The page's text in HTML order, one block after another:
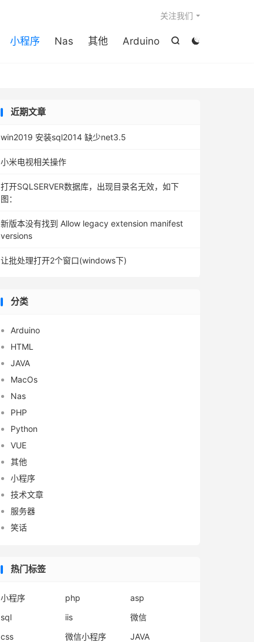


小程序 Nas 其他 Arduino
关注我们
近期文章
win2019 安装sql2014 缺少net3.5
小米电视相关操作
打开SQLSERVER数据库，出现目录名无效，如下
图：
新版本没有找到 Allow legacy extension manifest
versions
让批处理打开2个窗口(windows下)
分类
Arduino
HTML
JAVA
MacOs
Nas
PHP
Python
VUE
其他
小程序
技术文章
服务器
笑话
热门标签
小程序 php
asp
sql
iis
微信
css
微信小程序
JAVA